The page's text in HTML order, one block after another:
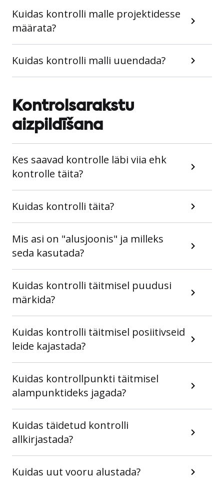
Kuidas kontrolli malle projektidesse
määrata?
Kuidas kontrolli malli uuendada?
Kontrolsarakstu
aizpildīšana
Kes saavad kontrolle läbi viia ehk
kontrolle täita?
Kuidas kontrolli täita?
Mis asi on "alusjoonis" ja milleks
seda kasutada?
Kuidas kontrolli täitmisel puudusi
märkida?
Kuidas kontrolli täitmisel posiitivseid
leide kajastada?
Kuidas kontrollpunkti täitmisel
alampunktideks jagada?
Kuidas täidetud kontrolli
allkirjastada?
Kuidas uut vooru alustada?